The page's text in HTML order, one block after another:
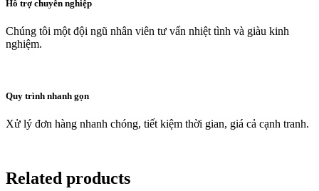
Hỗ trợ chuyên nghiệp
Chúng tôi một đội ngũ nhân viên tư vấn nhiệt tình và giàu kinh
nghiệm.
Quy trình nhanh gọn
Xử lý đơn hàng nhanh chóng, tiết kiệm thời gian, giá cả cạnh tranh.
Related products